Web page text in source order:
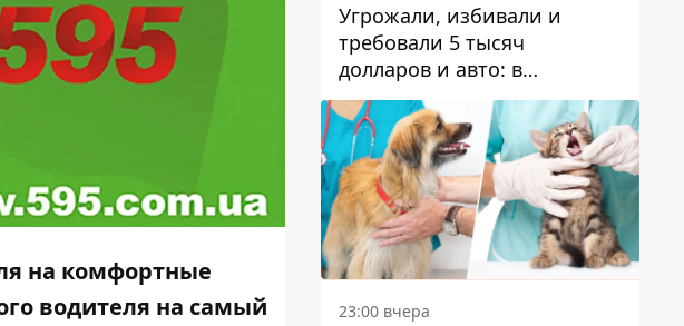
на комфортные
водителя на самый
Угрожали, избивали и
требовали 5 тысяч
долларов и авто: в
Павлограде задержали двух
мужчин
23:00 вчера